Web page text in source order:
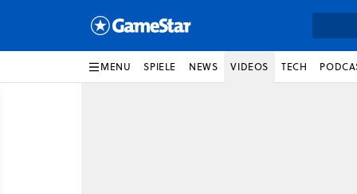
MENU SPIELE NEWS VIDEOS TECH